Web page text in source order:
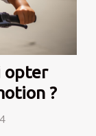
opter
?